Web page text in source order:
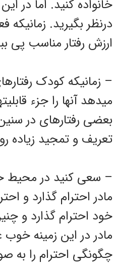
خانواده کنید. اما در
درنظر بگیرید.
ارزش رفتار مناسب پی
– زمانیکه کودک
میدهد آنها را جزء
بعضی رفتارهای در
تعریف و تمجید زیاده
– سعی کنید در محیط
مادر احترام گذارد و
خود احترام گذارد و
مادر در این زمینه
چگونگی احترام را به